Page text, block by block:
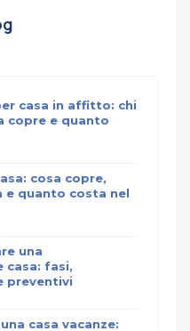
casa in affitto: chi
copre e quanto
cosa copre,
e quanto costa nel
una
casa: fasi,
preventivi
casa vacanze: